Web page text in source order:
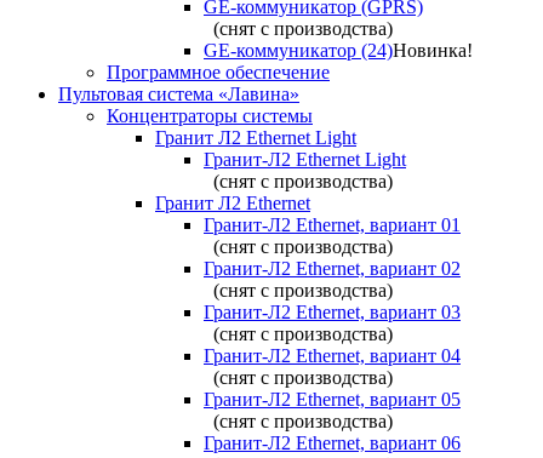
GE-коммуникатор (GPRS)
(снят с производства)
GE-коммуникатор (24)Новинка!
Программное обеспечение
Пультовая система «Лавина»
Концентраторы системы
Гранит Л2 Ethernet Light
Гранит-Л2 Ethernet Light
(снят с производства)
Гранит Л2 Ethernet
Гранит-Л2 Ethernet, вариант 01
(снят с производства)
Гранит-Л2 Ethernet, вариант 02
(снят с производства)
Гранит-Л2 Ethernet, вариант 03
(снят с производства)
Гранит-Л2 Ethernet, вариант 04
(снят с производства)
Гранит-Л2 Ethernet, вариант 05
(снят с производства)
Гранит-Л2 Ethernet, вариант 06